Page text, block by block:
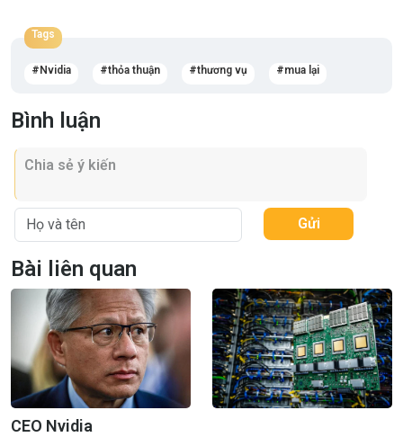
Tags
Nvidia thỏa thuận thương vụ mua lại
Bài liên quan
CEO Nvidia
Bình luận
Gửi